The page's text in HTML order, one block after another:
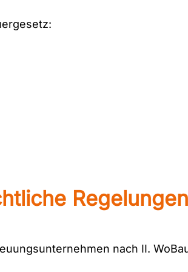
Regelungen
nach II.